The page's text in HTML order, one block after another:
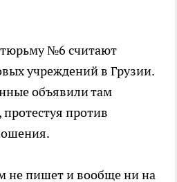
№6 считают
учреждений в Грузии.
объявили там
против
не пишет и вообще ни на